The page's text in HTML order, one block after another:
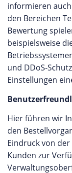
informieren
den Bereichen
Bewertung
beispielsweise
und DDoS-
Einstellungen
Hier führen wir
den
Eindruck von
Kunden zur